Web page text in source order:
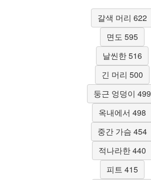
갈색 머리 622
면도 595
날씬한 516
긴 머리 500
둥근 엉덩이 499
옥내에서 498
중간 가슴 454
적나라한 440
피트 415